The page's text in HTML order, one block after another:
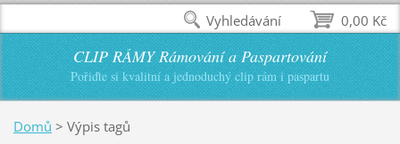
CLIP RÁMY Rámování a Paspartování
Pořiďte si kvalitní a jednoduchý clip rám i paspartu
Domů > Výpis tagů
0,00 Kč
Vyhledávání